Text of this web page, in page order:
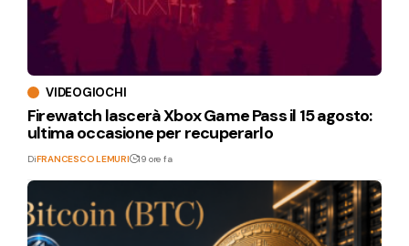
VIDEOGIOCHI
Firewatch lascerà Xbox Game Pass il 15 agosto:
ultima occasione per recuperarlo
DiFRANCESCO LEMURI 19 ore fa